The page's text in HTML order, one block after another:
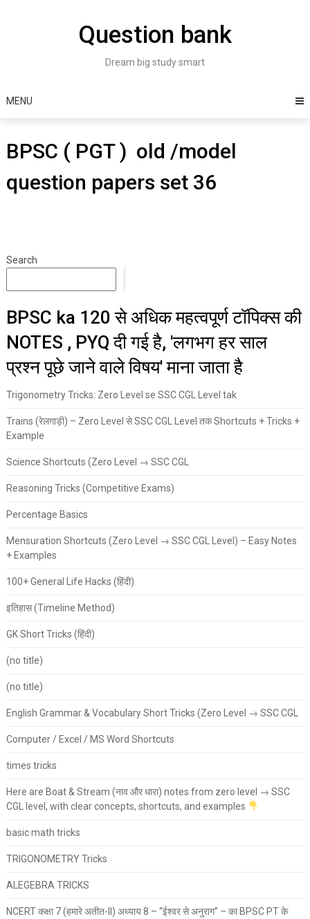
Question bank
Dream big study smart
MENU
BPSC ( PGT ) old /model
question papers set 36
Search
BPSC ka 120 से अधिक महत्वपूर्ण टॉपिक्स की
NOTES , PYQ दी गई है, 'लगभग हर साल
प्रश्न पूछे जाने वाले विषय' माना जाता है
Trigonometry Tricks: Zero Level se SSC CGL Level tak
Trains (रेलगाड़ी) – Zero Level से SSC CGL Level तक Shortcuts + Tricks +
Example
Science Shortcuts (Zero Level → SSC CGL
Reasoning Tricks (Competitive Exams)
Percentage Basics
Mensuration Shortcuts (Zero Level → SSC CGL Level) – Easy Notes
+ Examples
100+ General Life Hacks (हिंदी)
इतिहास (Timeline Method)
GK Short Tricks (हिंदी)
(no title)
(no title)
English Grammar & Vocabulary Short Tricks (Zero Level → SSC CGL
Computer / Excel / MS Word Shortcuts
times tricks
Here are Boat & Stream (नाव और धारा) notes from zero level → SSC
CGL level, with clear concepts, shortcuts, and examples
basic math tricks
TRIGONOMETRY Tricks
ALEGEBRA TRICKS
NCERT कक्षा 7 (हमारे अतीत-II) अध्याय 8 – “ईश्वर से अनुराग” – का BPSC PT के